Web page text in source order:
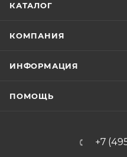
КАТАЛОГ
КОМПАНИЯ
ИНФОРМАЦИЯ
ПОМОЩЬ
+7